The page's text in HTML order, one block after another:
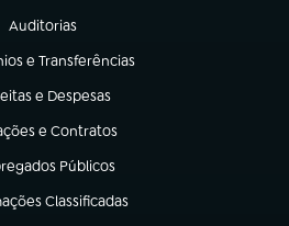
Auditorias
(abre em nova aba)
e Transferências
nova aba)
e Despesas
em nova aba)
e Contratos
em nova aba)
Públicos
em nova aba)
Classificadas
nova aba)